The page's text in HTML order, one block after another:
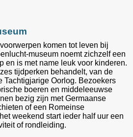
komen tot leven bij
museum noemt zichzelf een
en is met name leuk voor kinderen.
tijdperken behandelt, van de
Tachtigjarige Oorlog. Bezoekers
boeren en middeleeuwse
bezig zijn met Germaanse
of een Romeinse
weekend start ieder half uur een
of rondleiding.